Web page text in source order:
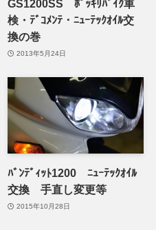
GS1200SS ﾎﾟｯｷﾘﾊﾞｲｸ車
検・ﾃﾞｺﾒﾝﾃ・ﾆｭｰﾃｯｸｵｲﾙ交
換の巻
2013年5月24日
ﾊﾞﾝﾃﾞｨｯﾄ1200 ﾆｭｰﾃｯｸｵｲﾙ
交換 手直し変更等
2015年10月28日